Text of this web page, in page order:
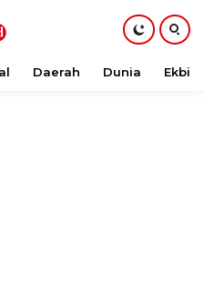
Daerah Dunia Ekbis